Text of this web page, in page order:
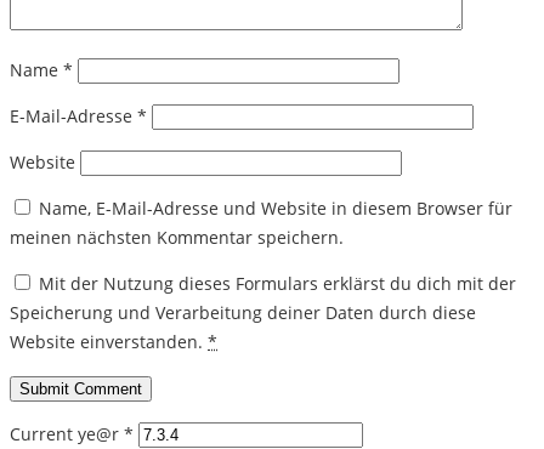
Name *
E-Mail-Adresse *
Website
Name, E-Mail-Adresse und Website in diesem Browser für
meinen nächsten Kommentar speichern.
Mit der Nutzung dieses Formulars erklärst du dich mit der
Speicherung und Verarbeitung deiner Daten durch diese
Website einverstanden. *
Current ye@r *